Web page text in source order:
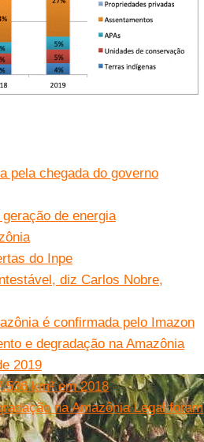
pela chegada do governo
de energia
do Inpe
diz Carlos Nobre,
é confirmada pelo Imazon
e degradação na Amazônia
2019
km² em 2018
na Amazônia Legal foram